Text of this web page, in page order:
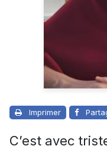
Imprimer
C’est avec